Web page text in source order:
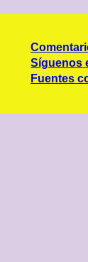
Síguenos
Fuentes